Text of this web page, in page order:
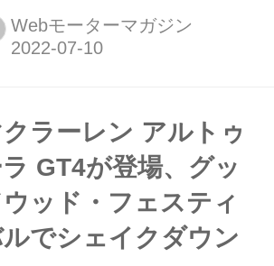
ラ」は、新開発された軽量なプラ
フォームMCLAを採用し、3L V6ツ
美しく尖れされたルックスは、た
なく魅力的。 デリバリー開始は
年第3四半期か...
Webモーターマガジン
ラーレン アルトゥ
GT4が登場、グッ
ウッド・フェスティ
でシェイクダウン